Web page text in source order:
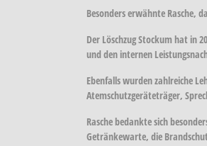
Besonders erwähnte Rasche,
Der Löschzug Stockum hat in
und den internen
Ebenfalls wurden zahlreiche
Atemschutzgeräteträger,
Rasche bedankte sich
Getränkewarte, die